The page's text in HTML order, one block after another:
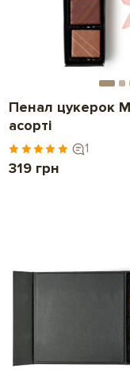
Пенал цукерок
асорті
1
319 грн